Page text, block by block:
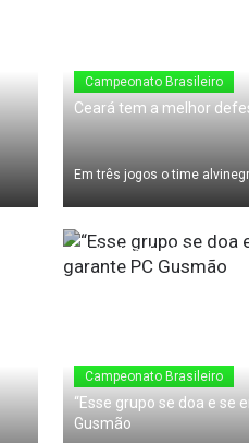
Campeonato Brasileiro
Ceará tem a melhor
Em três jogos o time
24 de Maio de 2010
Campeonato Brasileiro
“Esse grupo se doa e se
Gusmão